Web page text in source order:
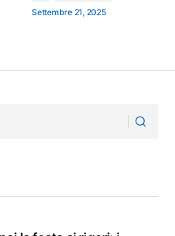
Settembre 21, 2025